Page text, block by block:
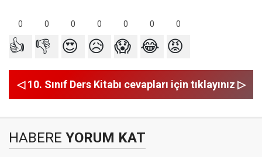
0 0 0 0 0 0 0
👍 👎 😍 😥 😱 😂 😡
◁ 10. Sınıf Ders Kitabı cevapları için tıklayınız ▷
HABERE YORUM KAT